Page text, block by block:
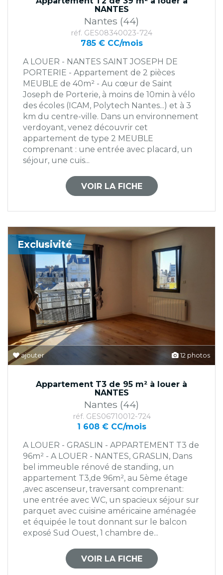
NANTES
Nantes (44)
réf. GES08340023-724
785 € CC/mois
A LOUER - NANTES SAINT JOSEPH DE
PORTERIE - Appartement de 2 pièces
MEUBLE de 40m² - Au cœur de Saint
Joseph de Porterie, à moins de 10min à vélo
des écoles (ICAM, Polytech Nantes...) et à 3
km du centre-ville. Dans un environnement
verdoyant, venez découvrir cet
appartement de type 2 MEUBLE
comprenant : une entrée avec placard, un
séjour, une cuis...
VOIR LA FICHE
12 photos
ajouter
Exclusivité
Appartement T3 de 95 m² à louer à
NANTES
Nantes (44)
réf. GES06710012-724
1 608 € CC/mois
A LOUER - GRASLIN - APPARTEMENT T3 de
96m² - A LOUER - NANTES, GRASLIN, Dans
bel immeuble rénové de standing, un
appartement T3,de 96m², au 5ème étage
,avec ascenseur, traversant comprenant:
une entrée avec WC, un spacieux séjour sur
parquet avec cuisine américaine aménagée
et équipée le tout donnant sur le balcon
exposé Sud Ouest, 1 chambre de...
VOIR LA FICHE